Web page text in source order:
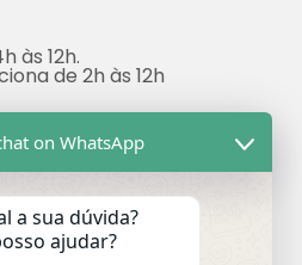
às 12h.
de 2h às 12h
on WhatsApp
a sua dúvida?
ajudar?